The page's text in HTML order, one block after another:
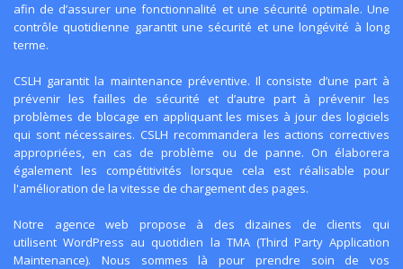
afin de d’assurer une fonctionnalité et une sécurité optimale. Une
contrôle quotidienne garantit une sécurité et une longévité à long
terme.
CSLH garantit la maintenance préventive. Il consiste d’une part à
prévenir les failles de sécurité et d’autre part à prévenir les
problèmes de blocage en appliquant les mises à jour des logiciels
qui sont nécessaires. CSLH recommandera les actions correctives
appropriées, en cas de problème ou de panne. On élaborera
également les compétitivités lorsque cela est réalisable pour
l'amélioration de la vitesse de chargement des pages.
Notre agence web propose à des dizaines de clients qui
utilisentWordPress au quotidien la TMA (Third Party Application
Maintenance). Nous sommes là pour prendre soin de vos